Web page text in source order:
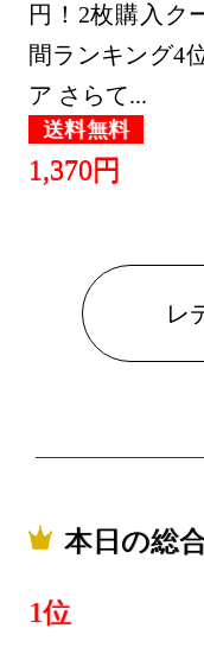
円！2枚購入ク
間ランキング4
ア さらて...
送料無料
1,370円
レ
本日の総
1位